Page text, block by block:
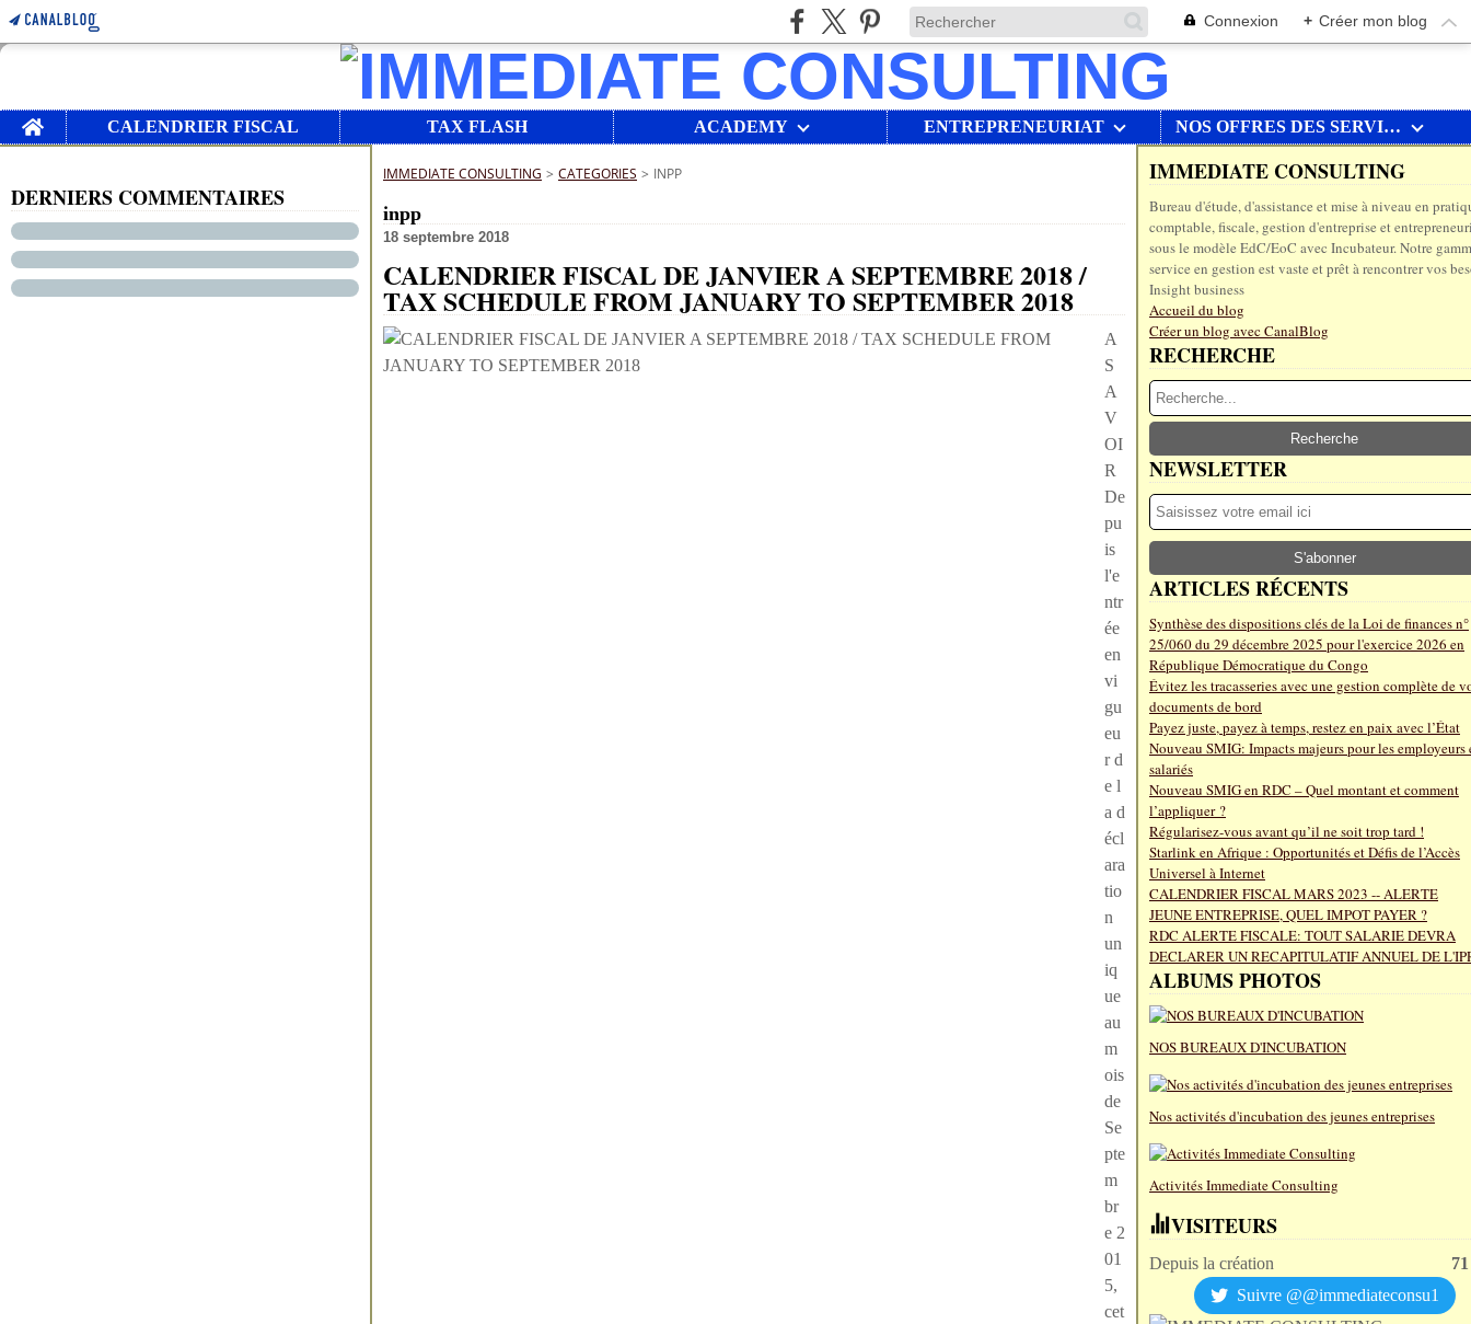
Connexion + Créer mon blog
Home CALENDRIER FISCAL TAX FLASH ACADEMY ENTREPRENEURIAT NOS OFFRES DES SERVICES
DERNIERS COMMENTAIRES
IMMEDIATE CONSULTING > CATEGORIES > INPP
inpp
18 septembre 2018
CALENDRIER FISCAL DE JANVIER A SEPTEMBRE 2018 /
TAX SCHEDULE FROM JANUARY TO SEPTEMBER 2018
A
S
A
V
OI
R
De
pu
is
l'e
ntr
ée
en
vi
gu
eu
r d
e l
a d
écl
ara
tio
n
un
iq
ue
au
m
ois
de
Se
pte
m
br
e 2
01
5,
cet
IMMEDIATE CONSULTING
Bureau d'étude, d'assistance et mise à niveau en
comptable, fiscale, gestion d'entreprise et
sous le modèle EdC/EoC avec Incubateur. Notre
service en gestion est vaste et prêt à rencontrer vos
Insight business
Accueil du blog
Créer un blog avec CanalBlog
RECHERCHE
NEWSLETTER
ARTICLES RÉCENTS
Synthèse des dispositions clés de la Loi de finances n°
25/060 du 29 décembre 2025 pour l'exercice 2026 en
République Démocratique du Congo
Évitez les tracasseries avec une gestion complète de
documents de bord
Payez juste, payez à temps, restez en paix avec l’État
Nouveau SMIG: Impacts majeurs pour les employeurs
salariés
Nouveau SMIG en RDC – Quel montant et comment
l’appliquer ?
Régularisez-vous avant qu’il ne soit trop tard !
Starlink en Afrique : Opportunités et Défis de l’Accès
Universel à Internet
CALENDRIER FISCAL MARS 2023 -- ALERTE
JEUNE ENTREPRISE, QUEL IMPOT PAYER ?
RDC ALERTE FISCALE: TOUT SALARIE DEVRA
DECLARER UN RECAPITULATIF ANNUEL DE
ALBUMS PHOTOS
NOS BUREAUX D'INCUBATION
Nos activités d'incubation des jeunes entreprises
Activités Immediate Consulting
VISITEURS
Depuis la création
Suivre @@immediateconsu1